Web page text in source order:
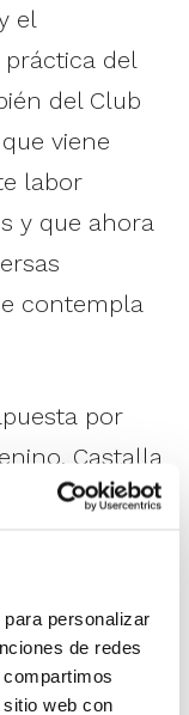
personalizar
de redes
web con
el
del
del Club
viene
labor
y que ahora
contempla
por
Castalla
las Copas
noviembre
Caixa